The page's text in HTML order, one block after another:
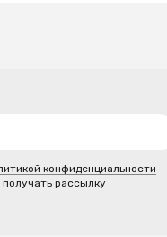
конфиденциальности
рассылку